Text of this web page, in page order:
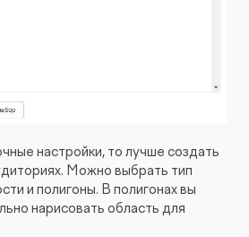
настройки, то лучше создать
Можно выбрать тип
и полигоны. В полигонах вы
нарисовать область для